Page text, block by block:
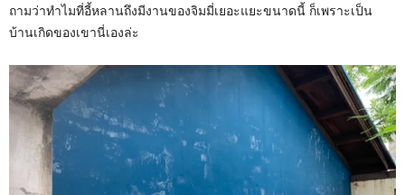
ถามว่าทำไมที่อี้หลานถึงมีงานของจิมมี่เยอะแยะขนาดนี้ ก็เพราะเป็น
บ้านเกิดของเขานี่เองล่ะ